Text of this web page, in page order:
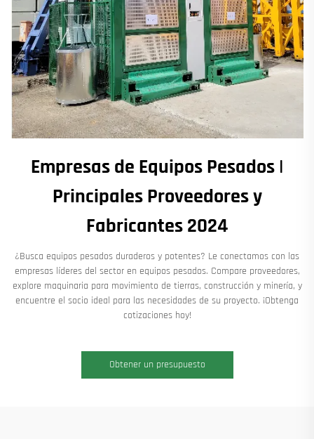
Empresas de Equipos Pesados |
Principales Proveedores y
Fabricantes 2024
¿Busca equipos pesados duraderos y potentes? Le conectamos con las
empresas líderes del sector en equipos pesados. Compare proveedores,
explore maquinaria para movimiento de tierras, construcción y minería, y
encuentre el socio ideal para las necesidades de su proyecto. ¡Obtenga
cotizaciones hoy!
Obtener un presupuesto